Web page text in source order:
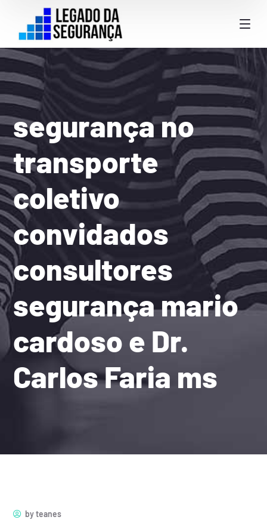
segurança no
transporte
coletivo
convidados
consultores
segurança mario
cardoso e Dr.
Carlos Faria ms
byteanes